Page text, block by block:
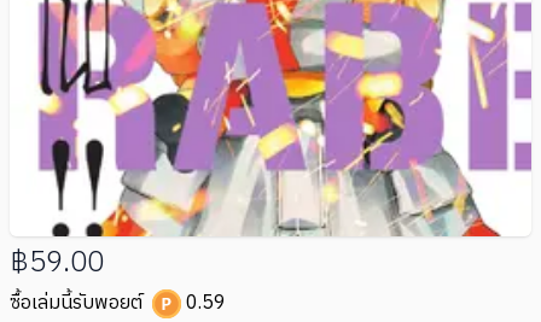
฿59.00
ซื้อเล่มนี้รับพอยต์ 0.59